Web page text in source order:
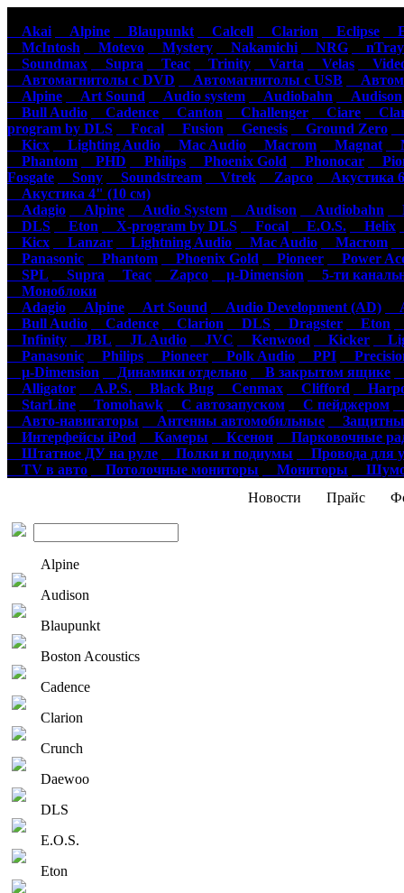
Akai
Alpine Blaupunkt Calcell Clarion Eclipse
McIntosh
Motevo Mystery Nakamichi NRG
nTray
Soundmax
Supra Teac Trinity Varta Velas
Автомагнитолы с DVD
Автомагнитолы с USB
Alpine
Art Sound Audio system Audiobahn
Audison
Bull Audio
Cadence Canton Challenger Ciare
program by DLS
Focal Fusion Genesis Ground Zero
Kicx
Lighting Audio Mac Audio Macrom Magnat
Phantom
PHD Philips Phoenix Gold Phonocar
Fosgate
Sony Soundstream Vtrek Zapco
Акустика
Акустика 4" (10 см)
Adagio
Alpine Audio System Audison Audiobahn
DLS
Eton X-program by DLS Focal E.O.S. Helix
Kicx
Lanzar Lightning Audio Mac Audio Macrom
Panasonic
Phantom Phoenix Gold Pioneer
Power
SPL
Supra Teac Zapco µ-Dimension
5-ти
Моноблоки
Adagio
Alpine Art Sound Audio Development (AD)
Bull Audio
Cadence Clarion DLS Dragster Eton
Infinity
JBL JL Audio JVC Kenwood Kicker
Panasonic
Philips Pioneer Polk Audio PPI
µ-Dimension
Динамики отдельно В закрытом ящике
Alligator
A.P.S. Black Bug Cenmax Clifford
StarLine
Tomohawk С автозапуском С пейджером
Авто-навигаторы
Антенны автомобильные
Интерфейсы iPod
Камеры Ксенон
Парковочные
Штатное ДУ на руле
Полки и подиумы
Провода для
TV в авто
Потолочные мониторы Мониторы
Новости Прайс
Alpine
Audison
Blaupunkt
Boston Acoustics
Cadence
Clarion
Crunch
Daewoo
DLS
E.O.S.
Eton